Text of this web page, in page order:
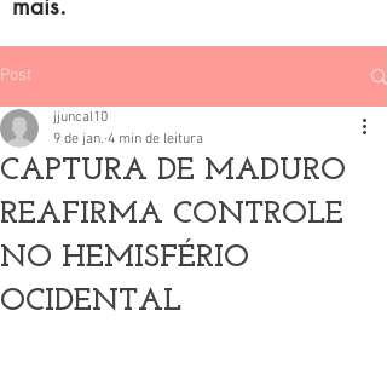
mais.
Post
CAPTURA DE MADURO
REAFIRMA CONTROLE
NO HEMISFÉRIO
OCIDENTAL
jjuncal10
9 de jan. 4 min de leitura